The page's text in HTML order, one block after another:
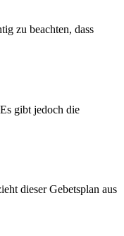
zu beachten, dass
gibt jedoch die
dieser Gebetsplan aus